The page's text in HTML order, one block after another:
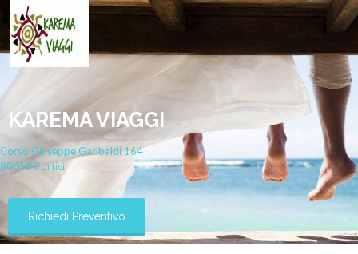
KAREMA VIAGGI
Corso Giuseppe Garibaldi 164
80055Portici
Richiedi Preventivo